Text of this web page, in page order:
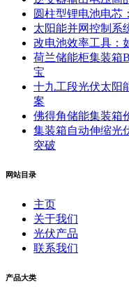
圆柱型锂电池电芯
太阳能并网控制系
改电池效率工具：
荷兰储能柜集装箱
宝
十九工段光伏太阳
案
佛得角储能集装箱
集装箱自动伸缩光
突破
网站目录
主页
关于我们
光伏产品
联系我们
产品大类